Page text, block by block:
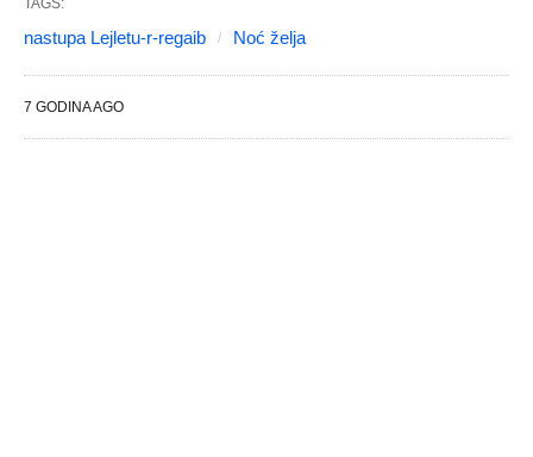
nastupa Lejletu-r-regaib Noć želja
7 GODINA AGO